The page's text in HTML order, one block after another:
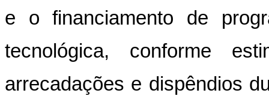
e o financiamento de
tecnológica, conforme
arrecadações e